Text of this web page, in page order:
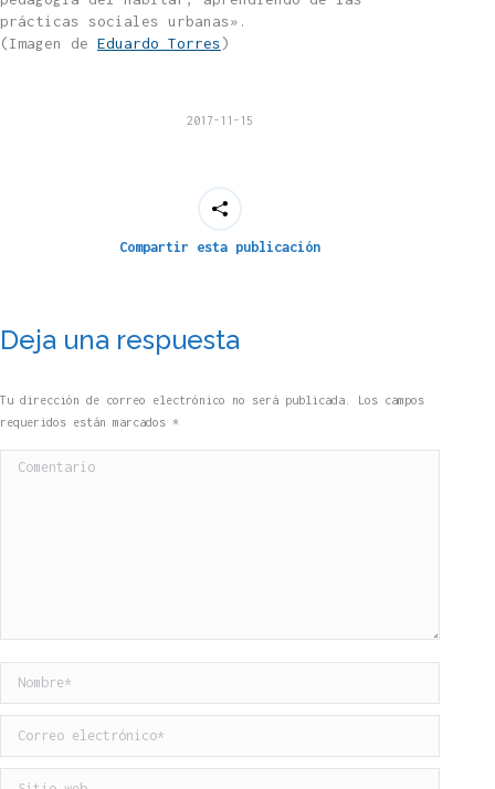
prácticas sociales urbanas».
(Imagen de Eduardo Torres)
2017-11-15
Compartir esta publicación
Deja una respuesta
Tu dirección de correo electrónico no será publicada. Los campos
requeridos están marcados *
Comentario
Nombre *
Correo electrónico *
Sitio web